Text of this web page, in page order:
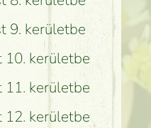
9. kerületbe
kerületbe
kerületbe
kerületbe